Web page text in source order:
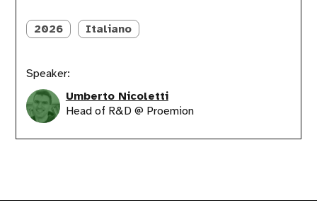
2026 Italiano
Speaker:
Umberto Nicoletti
Head of R&D @ Proemion